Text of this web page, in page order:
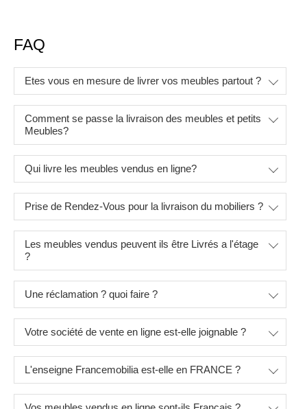
FAQ
Etes vous en mesure de livrer vos meubles partout ?
Comment se passe la livraison des meubles et petits
Meubles?
Qui livre les meubles vendus en ligne?
Prise de Rendez-Vous pour la livraison du mobiliers ?
Les meubles vendus peuvent ils être Livrés a l'étage
?
Une réclamation ? quoi faire ?
Votre société de vente en ligne est-elle joignable ?
L'enseigne Francemobilia est-elle en FRANCE ?